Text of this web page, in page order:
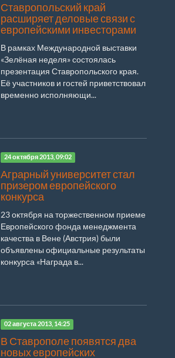
Ставропольский край
расширяет деловые связи с
европейскими инвесторами
В рамках Международной выставки
«Зелёная неделя» состоялась
презентация Ставропольского края.
Её участников и гостей приветствовал
временно исполняющи...
24 октября 2013, 09:02
Аграрный университет стал
призером европейского
конкурса
23 октября на торжественном приеме
Европейского фонда менеджмента
качества в Вене (Австрия) были
объявлены официальные результаты
конкурса «Награда в...
02 августа 2013, 14:25
В Ставрополе появятся два
новых европейских